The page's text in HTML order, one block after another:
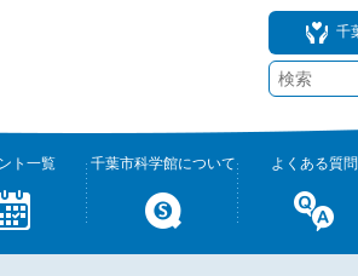
千
ト一覧 千葉市科学館について よくある質問